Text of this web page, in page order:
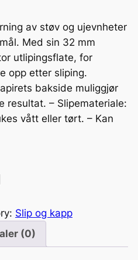
av støv og ujevnheter
Med sin 32 mm
utlipingsflate, for
opp etter sliping.
bakside muliggjør
resultat. – Slipemateriale:
vått eller tørt. – Kan
Slip og kapp
(0)